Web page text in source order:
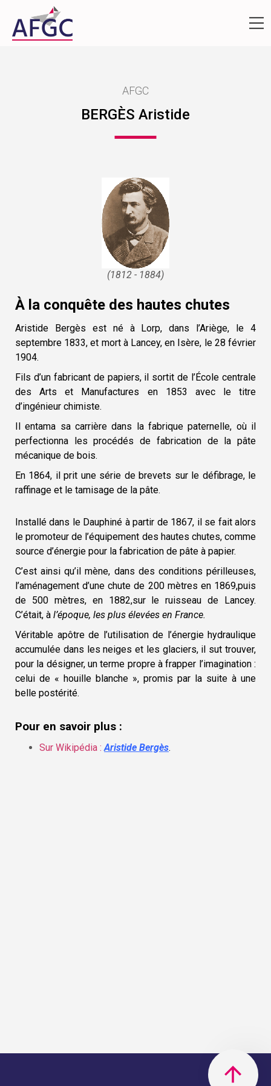
AFGC
BERGÈS Aristide
(1812 - 1884)
À la conquête des hautes chutes
Aristide Bergès est né à Lorp, dans l’Ariège, le 4
septembre 1833, et mort à Lancey, en Isère, le 28 février
1904.
Fils d’un fabricant de papiers, il sortit de l’École centrale
des Arts et Manufactures en 1853 avec le titre
d’ingénieur chimiste.
Il entama sa carrière dans la fabrique paternelle, où il
perfectionna les procédés de fabrication de la pâte
mécanique de bois.
En 1864, il prit une série de brevets sur le défibrage, le
raffinage et le tamisage de la pâte.
Installé dans le Dauphiné à partir de 1867, il se fait alors
le promoteur de l’équipement des hautes chutes, comme
source d’énergie pour la fabrication de pâte à papier.
C’est ainsi qu’il mène, dans des conditions périlleuses,
l’aménagement d’une chute de 200 mètres en 1869,puis
de 500 mètres, en 1882,sur le ruisseau de Lancey.
C’était, à l’époque, les plus élevées en France.
Véritable apôtre de l’utilisation de l’énergie hydraulique
accumulée dans les neiges et les glaciers, il sut trouver,
pour la désigner, un terme propre à frapper l’imagination :
celui de « houille blanche », promis par la suite à une
belle postérité.
Pour en savoir plus :
Sur Wikipédia : Aristide Bergès.